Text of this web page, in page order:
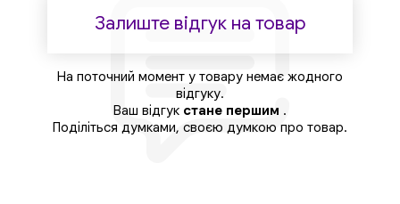
Залиште відгук на товар
На поточний момент у товару немає жодного
відгуку.
Ваш відгук стане першим .
Поділіться думками, своєю думкою про товар.